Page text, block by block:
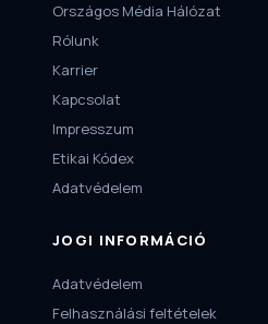
Országos Média Hálózat
Rólunk
Karrier
Kapcsolat
Impresszum
Etikai Kódex
Adatvédelem
JOGI INFORMÁCIÓ
Adatvédelem
Felhasználási feltételek